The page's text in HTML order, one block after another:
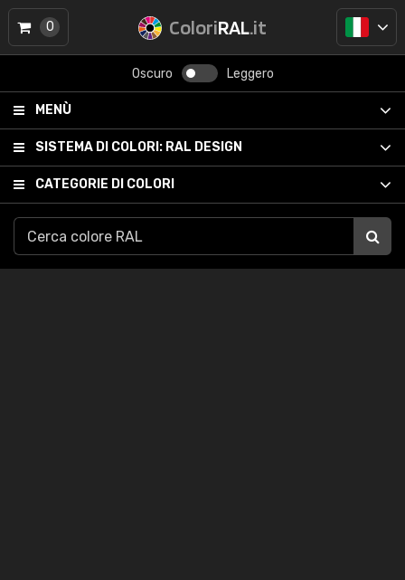
ColoriRAL.it
Oscuro Leggero
MENÙ
SISTEMA DI COLORI: RAL DESIGN
CATEGORIE DI COLORI
0